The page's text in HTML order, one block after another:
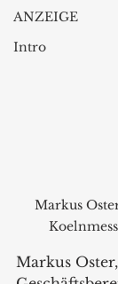
ANZEIGE
Intro
Markus
Markus